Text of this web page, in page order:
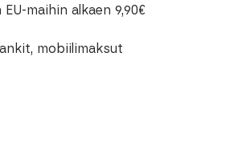
maihin alkaen 9,90€
mobiilimaksut